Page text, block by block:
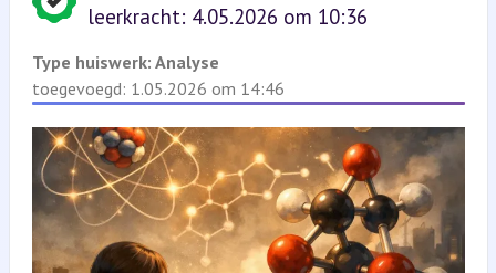
leerkracht: 4.05.2026 om 10:36
Type huiswerk: Analyse
toegevoegd: 1.05.2026 om 14:46